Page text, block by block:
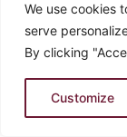
We use cookies
serve
By clicking
Customize
17. Diintana
tabartiiye
19.
20. Tanaad